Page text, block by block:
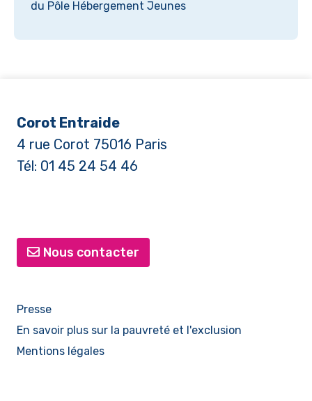
du Pôle Hébergement Jeunes
Corot Entraide
4 rue Corot 75016 Paris
Tél: 01 45 24 54 46
Nous contacter
Presse
En savoir plus sur la pauvreté et l'exclusion
Mentions légales